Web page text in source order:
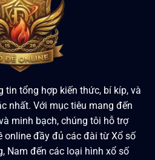
tin tổng hợp kiến thức, bí kíp, và
nhất. Với mục tiêu mang đến
minh bạch, chúng tôi hỗ trợ
online đầy đủ các đài từ Xổ số
Nam đến các loại hình xổ số